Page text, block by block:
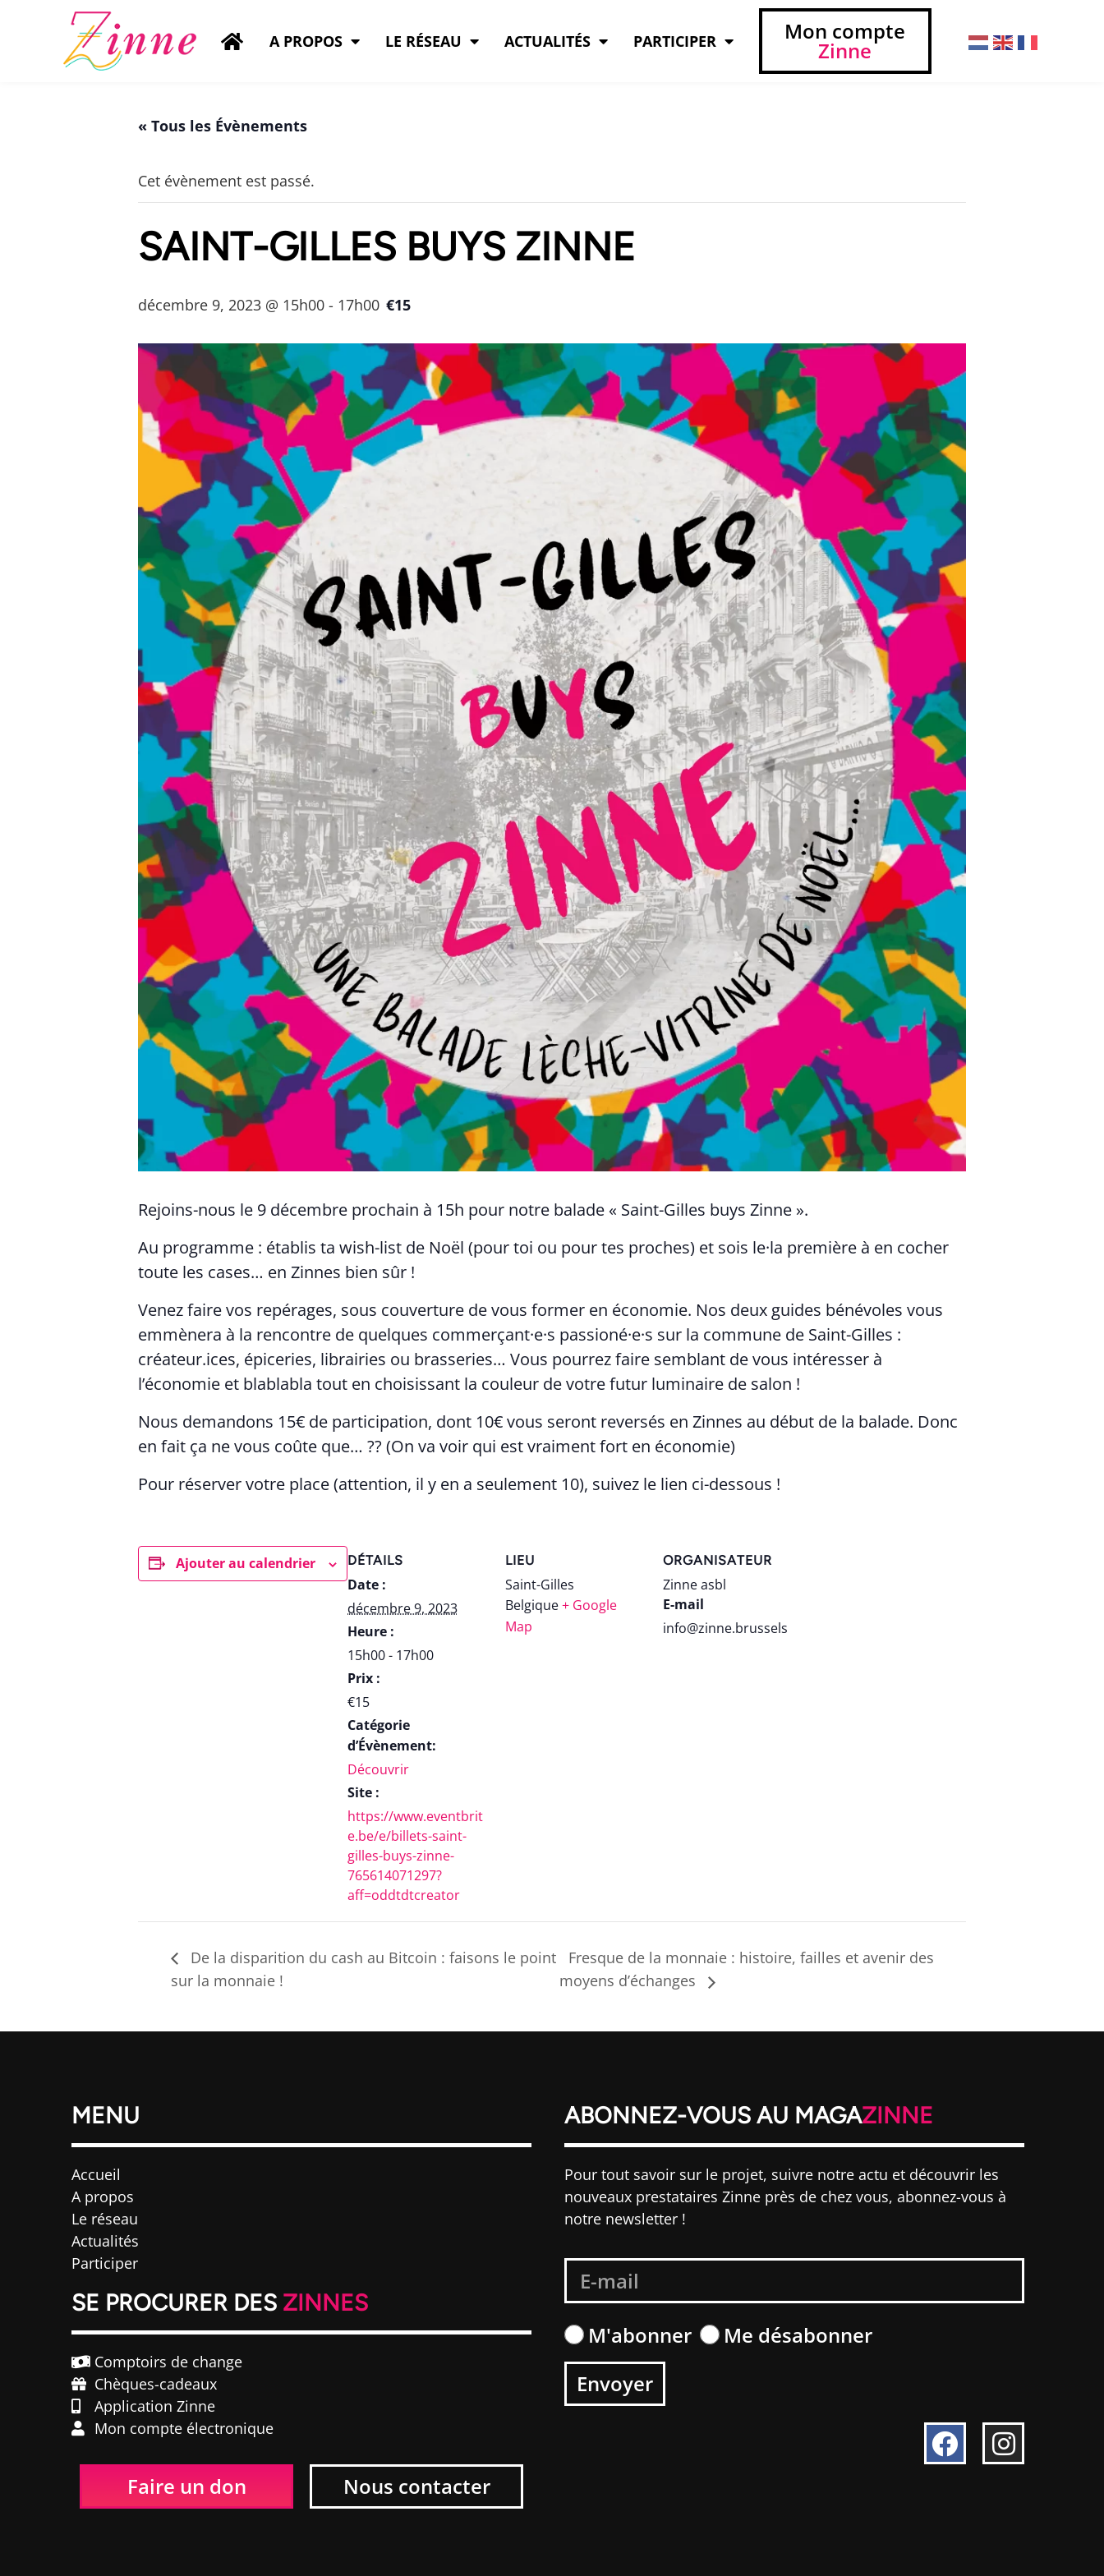
A PROPOS LE RÉSEAU ACTUALITÉS PARTICIPER Mon compte
Zinne
« Tous les Évènements
Cet évènement est passé.
SAINT-GILLES BUYS ZINNE
décembre 9, 2023 @ 15h00 - 17h00 €15
Rejoins-nous le 9 décembre prochain à 15h pour notre balade « Saint-Gilles buys Zinne ».
Au programme : établis ta wish-list de Noël (pour toi ou pour tes proches) et sois le·la première à en cocher
toute les cases… en Zinnes bien sûr !
Venez faire vos repérages, sous couverture de vous former en économie. Nos deux guides bénévoles vous
emmènera à la rencontre de quelques commerçant·e·s passioné·e·s sur la commune de Saint-Gilles :
créateur.ices, épiceries, librairies ou brasseries… Vous pourrez faire semblant de vous intéresser à
l’économie et blablabla tout en choisissant la couleur de votre futur luminaire de salon !
Nous demandons 15€ de participation, dont 10€ vous seront reversés en Zinnes au début de la balade. Donc
en fait ça ne vous coûte que… ?? (On va voir qui est vraiment fort en économie)
Pour réserver votre place (attention, il y en a seulement 10), suivez le lien ci-dessous !
Ajouter au calendrier DÉTAILS
Date :
décembre 9, 2023
Heure :
15h00 - 17h00
Prix :
€15
Catégorie
d’Évènement:
Découvrir
Site :
https://www.eventbrit
e.be/e/billets-saint-
gilles-buys-zinne-
765614071297?
aff=oddtdtcreator
LIEU
Saint-Gilles
Belgique+ Google
Map
ORGANISATEUR
Zinne asbl
E-mail
info@zinne.brussels
De la disparition du cash au Bitcoin : faisons le point
sur la monnaie !
Fresque de la monnaie : histoire, failles et avenir des
moyens d’échanges
MENU
Accueil
A propos
Le réseau
Actualités
Participer
SE PROCURER DES ZINNES
Comptoirs de change
Chèques-cadeaux
Application Zinne
Mon compte électronique
Faire un don Nous contacter
ABONNEZ-VOUS AU MAGAZINNE
Pour tout savoir sur le projet, suivre notre actu et découvrir les
nouveaux prestataires Zinne près de chez vous, abonnez-vous à
notre newsletter !
M'abonner
Me désabonner
Envoyer